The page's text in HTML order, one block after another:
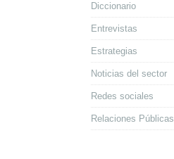
Diccionario
Entrevistas
Estrategias
Noticias del sector
Redes sociales
Relaciones Públicas